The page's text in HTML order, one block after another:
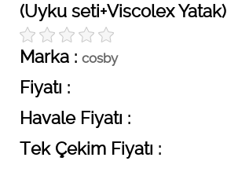
(Uyku seti+Viscolex Yatak)
Marka : cosby
Fiyatı :
Havale Fiyatı :
Tek Çekim Fiyatı :